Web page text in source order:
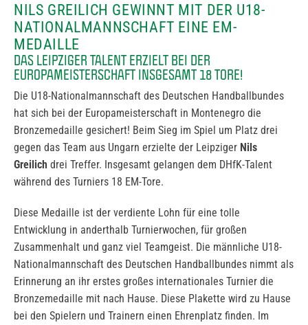
NILS GREILICH GEWINNT MIT DER U18-
NATIONALMANNSCHAFT EINE EM-
MEDAILLE
DAS LEIPZIGER TALENT ERZIELT BEI DER
EUROPAMEISTERSCHAFT INSGESAMT 18 TORE!
Die U18-Nationalmannschaft des Deutschen Handballbundes
hat sich bei der Europameisterschaft in Montenegro die
Bronzemedaille gesichert! Beim Sieg im Spiel um Platz drei
gegen das Team aus Ungarn erzielte der Leipziger Nils
Greilich drei Treffer. Insgesamt gelangen dem DHfK-Talent
während des Turniers 18 EM-Tore.
Diese Medaille ist der verdiente Lohn für eine tolle
Entwicklung in anderthalb Turnierwochen, für großen
Zusammenhalt und ganz viel Teamgeist. Die männliche U18-
Nationalmannschaft des Deutschen Handballbundes nimmt als
Erinnerung an ihr erstes großes internationales Turnier die
Bronzemedaille mit nach Hause. Diese Plakette wird zu Hause
bei den Spielern und Trainern einen Ehrenplatz finden. Im